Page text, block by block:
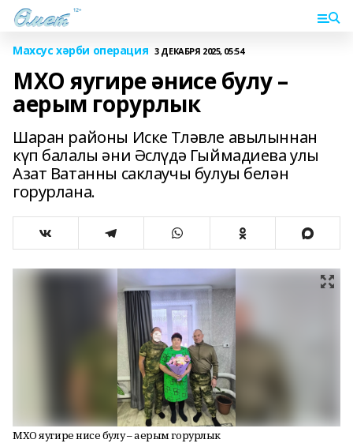
Махсус хәрби операция 3 ДЕКАБРЯ 2025, 05:54
МХО яугире әнисе булу –
аерым горурлык
Шаран районы Иске Тләвле авылыннан
күп балалы әни Әслүдә Гыймадиева улы
Азат Ватанны саклаучы булуы белән
горурлана.
МХО яугире әнисе булу – аерым горурлык